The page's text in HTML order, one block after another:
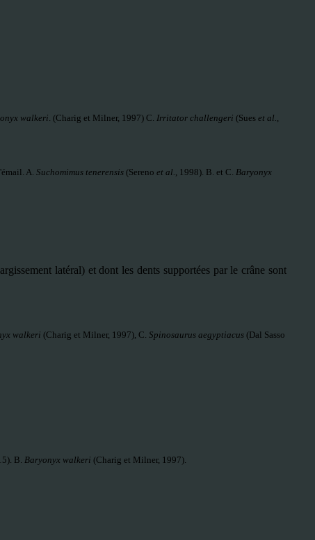
walkeri. (Charig et Milner, 1997) C. Irritator challengeri (Sues et al.,
A. Suchomimus tenerensis (Sereno et al., 1998). B. et C. Baryonyx
latéral) et dont les dents supportées par le crâne sont
walkeri (Charig et Milner, 1997), C. Spinosaurus aegyptiacus (Dal Sasso
B. Baryonyx walkeri (Charig et Milner, 1997).